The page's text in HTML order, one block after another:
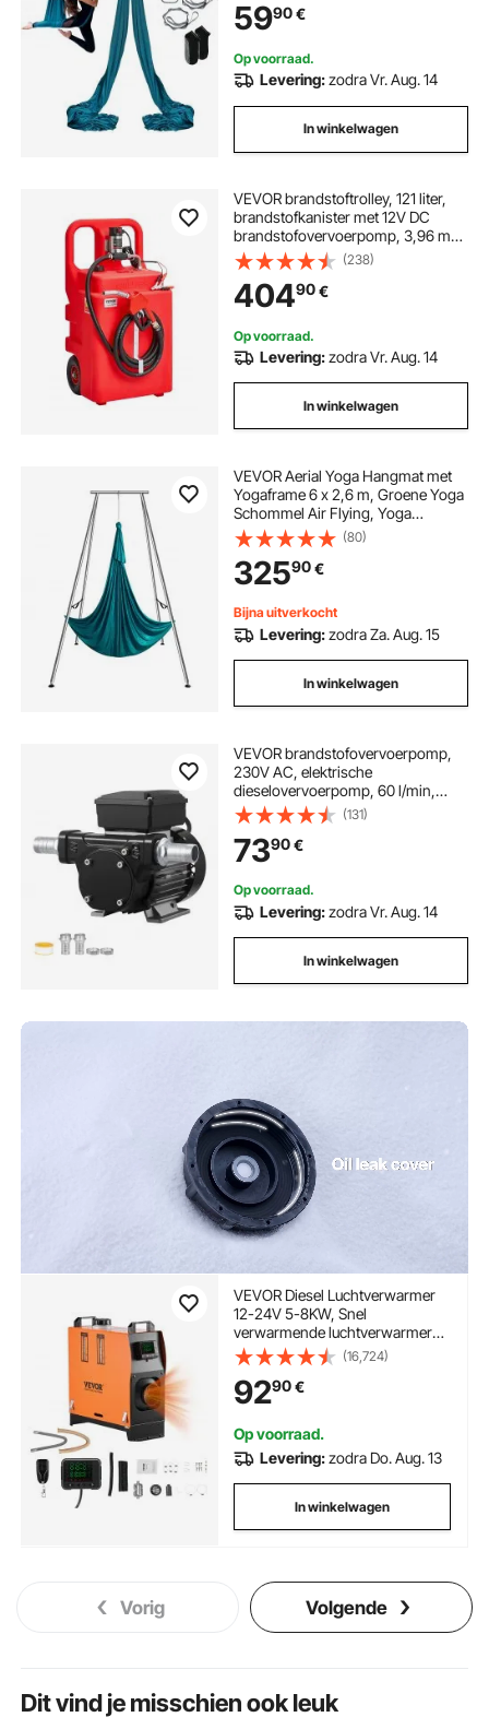
Yogasokken & Stalen Karabijnhaak
& Aluminium Draaibare
5990€
Op voorraad.
Levering:zodra Vr. Aug. 14
In winkelwagen
VEVOR brandstoftrolley, 121 liter,
brandstofkanister met 12V DC
brandstofovervoerpomp, 3,96 m
afvoerslang en sproeier,
brandstoftank voor motorboten,
terreinwagens, generatoren, diesel
en kerosine.
(238)
40490€
Op voorraad.
Levering:zodra Vr. Aug. 14
In winkelwagen
VEVOR Aerial Yoga Hangmat met
Yogaframe 6 x 2,6 m, Groene Yoga
Schommel Air Flying, Yoga
Schommel Hangmat Schommel,
Max. Draagvermogen 250 kg,
Inclusief Yogasokken en
Voetkussentjes, Anti-
zwaartekrachtoefeningen
(80)
32590€
Bijna uitverkocht
Levering:zodra Za. Aug. 15
In winkelwagen
VEVOR brandstofovervoerpomp,
230V AC, elektrische
dieselovervoerpomp, 60 l/min,
maximale aanzuighoogte 2,4 m,
maximale opvoerhoogte 13,7 m,
voor kerosine, biodiesel en
landbouwmachines.
(131)
7390€
Op voorraad.
Levering:zodra Vr. Aug. 14
In winkelwagen
VEVOR Diesel Luchtverwarmer
12-24V 5-8KW, Snel
verwarmende luchtverwarmer
met afstandsbediening, digitaal
kleurendisplay en gesproken
aankondiging, geluidsarm, voor
camper, vrachtwagen, boot,
trailer
(16,724)
9290€
Op voorraad.
Levering:zodra Do. Aug. 13
In winkelwagen
Vorig Volgende
Dit vind je misschien ook leuk